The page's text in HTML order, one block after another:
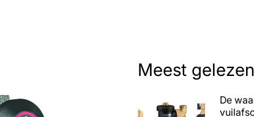
Meest gelezen
De
Lees